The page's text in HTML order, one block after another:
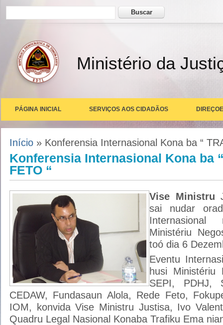
Formulário de busca Buscar
Ministério da
PÁGINA INICIAL SERVIÇOS AOS CIDADÃOS
Você está aqui
Início » Konferensia Internasional Kona ba “
Konferensia Internasional Kona ba
FETO “
Vise Ministru
sai nudar
Ministériu
toó dia 6
Eventu
husi Ministériu
SEPI, PDHJ,
CEDAW, Fundasaun Alola, Rede Feto,
IOM, konvida Vise Ministru Justisa, Ivo
Quadru Legal Nasional Konaba Trafiku Ema